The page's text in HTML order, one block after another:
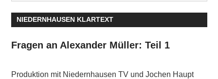
NIEDERNHAUSEN KLARTEXT
Fragen an Alexander Müller: Teil 1
Produktion mit Niedernhausen TV und Jochen Haupt